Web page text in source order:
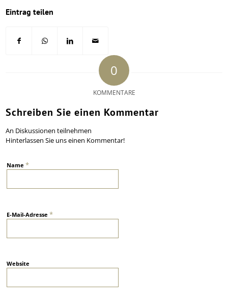
Eintrag teilen
0
KOMMENTARE
Schreiben Sie einen Kommentar
An Diskussionen teilnehmen
Hinterlassen Sie uns einen Kommentar!
Name*
E-Mail-Adresse*
Website